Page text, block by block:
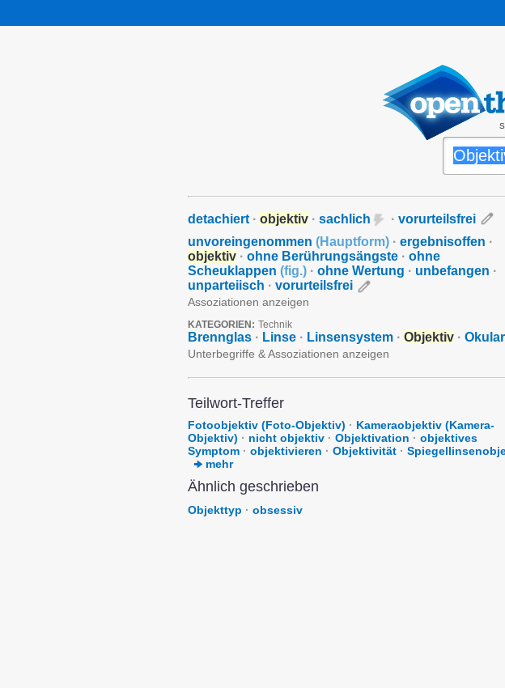
detachiert · objektiv · sachlich · vorurteilsfrei
unvoreingenommen (Hauptform) · ergebnisoffen ·
objektiv · ohne Berührungsängste · ohne
Scheuklappen (fig.) · ohne Wertung · unbefangen ·
unparteiisch · vorurteilsfrei
Assoziationen anzeigen
KATEGORIEN: Technik
Brennglas · Linse · Linsensystem · Objektiv · Okular
Unterbegriffe & Assoziationen anzeigen
Teilwort-Treffer
Fotoobjektiv (Foto-Objektiv) · Kameraobjektiv (Kamera-
Objektiv) · nicht objektiv · Objektivation · objektives
Symptom · objektivieren · Objektivität ·
mehr
Ähnlich geschrieben
Objekttyp · obsessiv